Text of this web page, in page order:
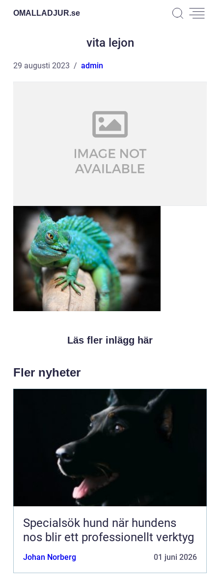
OMALLADJUR.se
vita lejon
29 augusti 2023 admin
Läs fler inlägg här
Fler nyheter
Specialsök hund när hundens
nos blir ett professionellt verktyg
Johan Norberg 01 juni 2026